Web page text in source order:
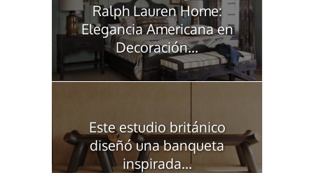
Ralph Lauren Home:
Elegancia Americana en
Decoración...
Este estudio británico
diseñó una banqueta
inspirada...